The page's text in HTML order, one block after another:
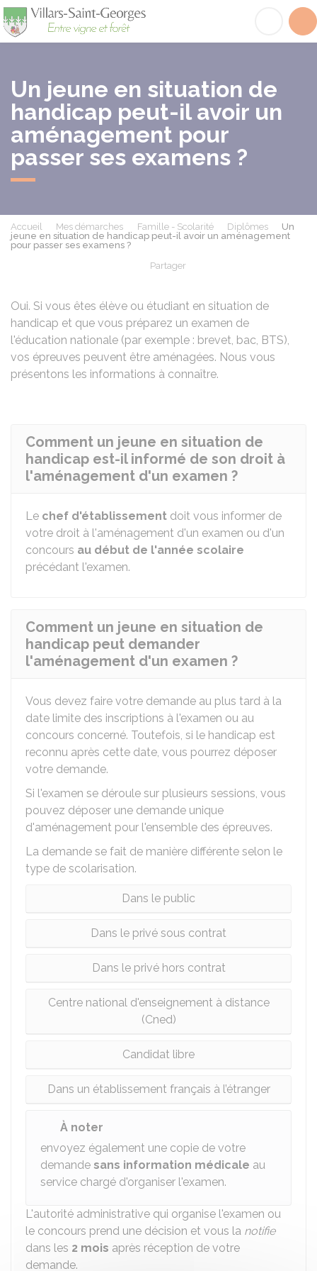
Un jeune en situation de
handicap peut-il avoir un
aménagement pour
passer ses examens ?
Accueil Mes démarches Famille - Scolarité Diplômes
Un
jeune en situation de handicap peut-il avoir un aménagement
pour passer ses examens ?
Partager
Oui. Si vous êtes élève ou étudiant en situation de
handicap et que vous préparez un examen de
l'éducation nationale (par exemple : brevet, bac, BTS),
vos épreuves peuvent être aménagées. Nous vous
présentons les informations à connaître.
Comment un jeune en situation de
handicap est-il informé de son droit à
l'aménagement d'un examen ?
Le chef d'établissement doit vous informer de
votre droit à l'aménagement d'un examen ou d'un
concours au début de l'année scolaire
précédant l'examen.
Comment un jeune en situation de
handicap peut demander
l'aménagement d'un examen ?
Vous devez faire votre demande au plus tard à la
date limite des inscriptions à l'examen ou au
concours concerné. Toutefois, si le handicap est
reconnu après cette date, vous pourrez déposer
votre demande.
Si l'examen se déroule sur plusieurs sessions, vous
pouvez déposer une demande unique
d'aménagement pour l'ensemble des épreuves.
La demande se fait de manière différente selon le
type de scolarisation.
Dans le public
Dans le privé sous contrat
Dans le privé hors contrat
Centre national d'enseignement à distance
(Cned)
Candidat libre
Dans un établissement français à l’étranger
À noter
envoyez également une copie de votre
demande sans information médicale au
service chargé d'organiser l'examen.
L'autorité administrative qui organise l'examen ou
le concours prend une décision et vous la notifie
dans les 2 mois après réception de votre
demande.